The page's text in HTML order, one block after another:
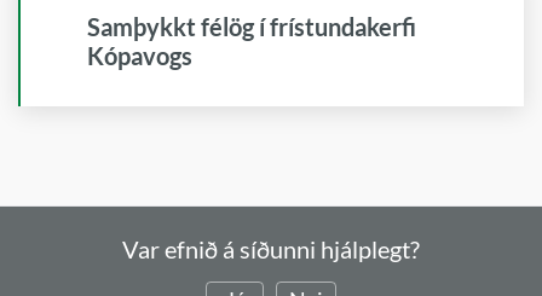
Kópavogsbær veitir
foreldrum/forráðamönnum barna á aldrinum
Meginmarkmið frístundastyrksins er að öll
börn, 5-18 ára, í Kópavogi, geti tekið þátt í
uppbyggilegu frístundastarfi óháð efnahag
Samþykkt félög í frístundakerfi
Kópavogs
Var efnið á síðunni hjálplegt?